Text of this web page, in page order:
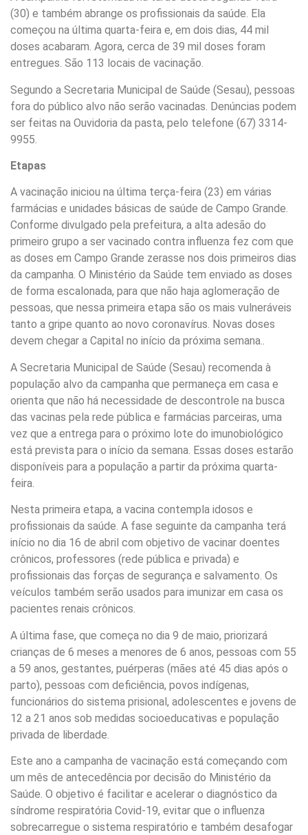
(30) e também abrange os profissionais da saúde. Ela
começou na última quarta-feira e, em dois dias, 44 mil
doses acabaram. Agora, cerca de 39 mil doses foram
entregues. São 113 locais de vacinação.
Segundo a Secretaria Municipal de Saúde (Sesau), pessoas
fora do público alvo não serão vacinadas. Denúncias podem
ser feitas na Ouvidoria da pasta, pelo telefone (67) 3314-
9955.
Etapas
A vacinação iniciou na última terça-feira (23) em várias
farmácias e unidades básicas de saúde de Campo Grande.
Conforme divulgado pela prefeitura, a alta adesão do
primeiro grupo a ser vacinado contra influenza fez com que
as doses em Campo Grande zerasse nos dois primeiros dias
da campanha. O Ministério da Saúde tem enviado as doses
de forma escalonada, para que não haja aglomeração de
pessoas, que nessa primeira etapa são os mais vulneráveis
tanto a gripe quanto ao novo coronavírus. Novas doses
devem chegar a Capital no início da próxima semana..
A Secretaria Municipal de Saúde (Sesau) recomenda à
população alvo da campanha que permaneça em casa e
orienta que não há necessidade de descontrole na busca
das vacinas pela rede pública e farmácias parceiras, uma
vez que a entrega para o próximo lote do imunobiológico
está prevista para o início da semana. Essas doses estarão
disponíveis para a população a partir da próxima quarta-
feira.
Nesta primeira etapa, a vacina contempla idosos e
profissionais da saúde. A fase seguinte da campanha terá
início no dia 16 de abril com objetivo de vacinar doentes
crônicos, professores (rede pública e privada) e
profissionais das forças de segurança e salvamento. Os
veículos também serão usados para imunizar em casa os
pacientes renais crônicos.
A última fase, que começa no dia 9 de maio, priorizará
crianças de 6 meses a menores de 6 anos, pessoas com 55
a 59 anos, gestantes, puérperas (mães até 45 dias após o
parto), pessoas com deficiência, povos indígenas,
funcionários do sistema prisional, adolescentes e jovens de
12 a 21 anos sob medidas socioeducativas e população
privada de liberdade.
Este ano a campanha de vacinação está começando com
um mês de antecedência por decisão do Ministério da
Saúde. O objetivo é facilitar e acelerar o diagnóstico da
síndrome respiratória Covid-19, evitar que o influenza
sobrecarregue o sistema respiratório e também desafogar